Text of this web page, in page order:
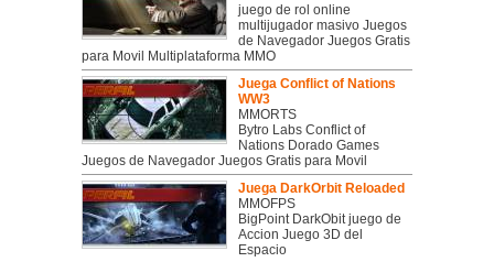
juego de rol online
multijugador masivo Juegos
de Navegador Juegos Gratis
para Movil Multiplataforma MMO
Juega Conflict of Nations
WW3
MMORTS
Bytro Labs Conflict of
Nations Dorado Games
Juegos de Navegador Juegos Gratis para Movil
Juega DarkOrbit Reloaded
MMOFPS
BigPoint DarkObit juego de
Accion Juego 3D del
Espacio